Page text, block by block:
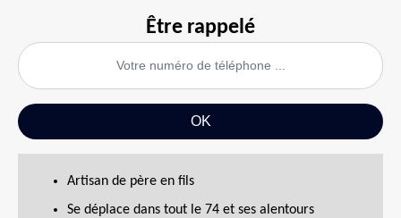
Être rappelé
Artisan de père en fils
Se déplace dans tout le 74 et ses alentours